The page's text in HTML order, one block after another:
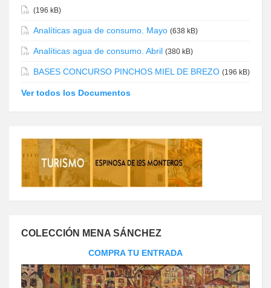
(196 kB)
Analíticas agua de consumo. Mayo (638 kB)
Analíticas agua de consumo. Abril (380 kB)
BASES CONCURSO PINCHOS MIEL DE BREZO (196 kB)
Ver todos los Documentos
COLECCIÓN MENA SÁNCHEZ
COMPRA TU ENTRADA